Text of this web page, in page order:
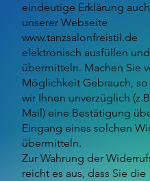
eindeutige Erklärung
unserer Webseite
www.tanzsalonfreistil.de
elektronisch ausfüllen und
übermitteln. Machen Sie
Möglichkeit Gebrauch, so
wir Ihnen unverzüglich
Mail) eine Bestätigung
Eingang eines solchen
übermitteln.
Zur Wahrung der
reicht es aus, dass Sie die